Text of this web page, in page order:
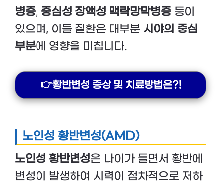
병증, 중심성 장액성 맥락망막병증 등이
있으며, 이들 질환은 대부분 시야의 중심
부분에 영향을 미칩니다.
👉황반변성 증상 및 치료방법은?!
노인성 황반변성(AMD)
노인성 황반변성은 나이가 들면서 황반에
변성이 발생하여 시력이 점차적으로 저하